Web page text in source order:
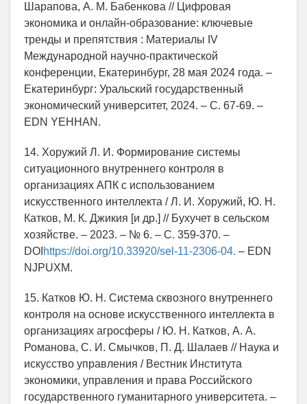
Шарапова, А. М. Бабенкова // Цифровая
экономика и онлайн-образование: ключевые
тренды и препятствия : Материалы IV
Международной научно-практической
конференции, Екатеринбург, 28 мая 2024 года. –
Екатеринбург: Уральский государственный
экономический университет, 2024. – С. 67-69. –
EDN YEHHAN.
14. Хоружий Л. И. Формирование системы
ситуационного внутреннего контроля в
организациях АПК с использованием
искусственного интеллекта / Л. И. Хоружий, Ю. Н.
Катков, М. К. Джикия [и др.] // Бухучет в сельском
хозяйстве. – 2023. – № 6. – С. 359-370. –
DOI https://doi.org/10.33920/sel-11-2306-04. – EDN
NJPUXM.
15. Катков Ю. Н. Система сквозного внутреннего
контроля на основе искусственного интеллекта в
организациях агросферы / Ю. Н. Катков, А. А.
Романова, С. И. Смычков, П. Д. Шалаев // Наука и
искусство управления / Вестник Института
экономики, управления и права Российского
государственного гуманитарного университета. –